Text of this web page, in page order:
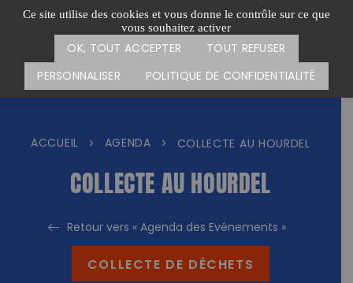
Ce site utilise des cookies et vous donne le contrôle sur ce que
vous souhaitez activer
OK, TOUT ACCEPTER
TOUT REFUSER
PERSONNALISER
POLITIQUE DE CONFIDENTIALITÉ
Passer
Menu
CARTE DES ACTIONS FAIRE UN DON
ACCUEIL > AGENDA > COLLECTE AU HOURDEL
COLLECTE AU HOURDEL
Retour vers « Agenda des Evénements »
COLLECTE DE DÉCHETS